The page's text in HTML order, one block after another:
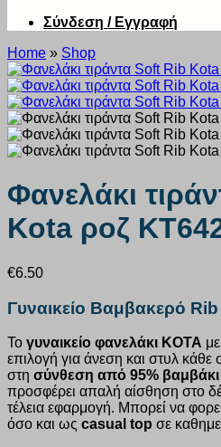
Σύνδεση / Εγγραφή
Home » Shop
Φανελάκι
Kota ροζ
€6.50
Γυναικείο Βαμβακερό
Το γυναικείο φανελάκι KOTA με
επιλογή για άνεση και στυλ
στη σύνθεση από 95% βαμβάκι
προσφέρει απαλή αίσθηση στο
τέλεια εφαρμογή. Μπορεί να
όσο και ως casual top σε